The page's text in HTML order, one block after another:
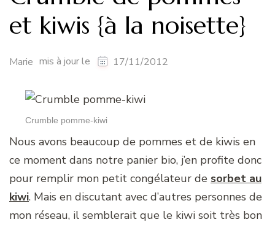
et kiwis {à la noisette}
Marie mis à jour le 17/11/2012
Crumble pomme-kiwi
Nous avons beaucoup de pommes et de kiwis en
ce moment dans notre panier bio, j’en profite donc
pour remplir mon petit congélateur de sorbet au
kiwi. Mais en discutant avec d’autres personnes de
mon réseau, il semblerait que le kiwi soit très bon